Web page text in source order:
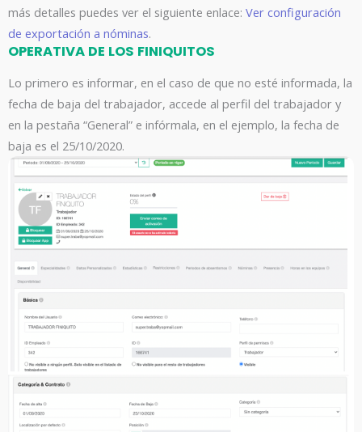
más detalles puedes ver el siguiente enlace: Ver configuración
de exportación a nóminas.
OPERATIVA DE LOS FINIQUITOS
Lo primero es informar, en el caso de que no esté informada, la
fecha de baja del trabajador, accede al perfil del trabajador y
en la pestaña “General” e infórmala, en el ejemplo, la fecha de
baja es el 25/10/2020.